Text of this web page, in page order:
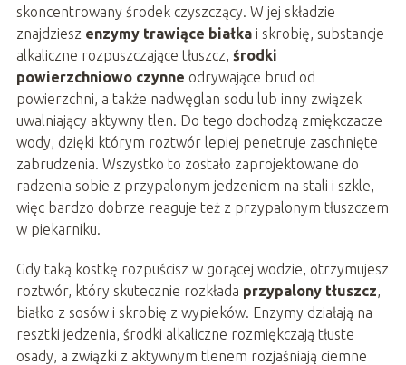
skoncentrowany środek czyszczący. W jej składzie
znajdziesz enzymy trawiące białkai skrobię, substancje
alkaliczne rozpuszczające tłuszcz, środki
powierzchniowo czynne odrywające brud od
powierzchni, a także nadwęglan sodu lub inny związek
uwalniający aktywny tlen. Do tego dochodzą zmiękczacze
wody, dzięki którym roztwór lepiej penetruje zaschnięte
zabrudzenia. Wszystko to zostało zaprojektowane do
radzenia sobie z przypalonym jedzeniem na stali i szkle,
więc bardzo dobrze reaguje też z przypalonym tłuszczem
w piekarniku.
Gdy taką kostkę rozpuścisz w gorącej wodzie, otrzymujesz
roztwór, który skutecznie rozkłada przypalony tłuszcz,
białko z sosów i skrobię z wypieków. Enzymy działają na
resztki jedzenia, środki alkaliczne rozmiękczają tłuste
osady, a związki z aktywnym tlenem rozjaśniają ciemne